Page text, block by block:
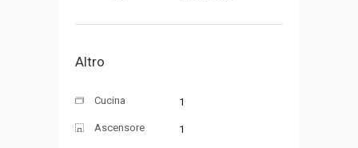
Altro
Cucina 1
Ascensore 1